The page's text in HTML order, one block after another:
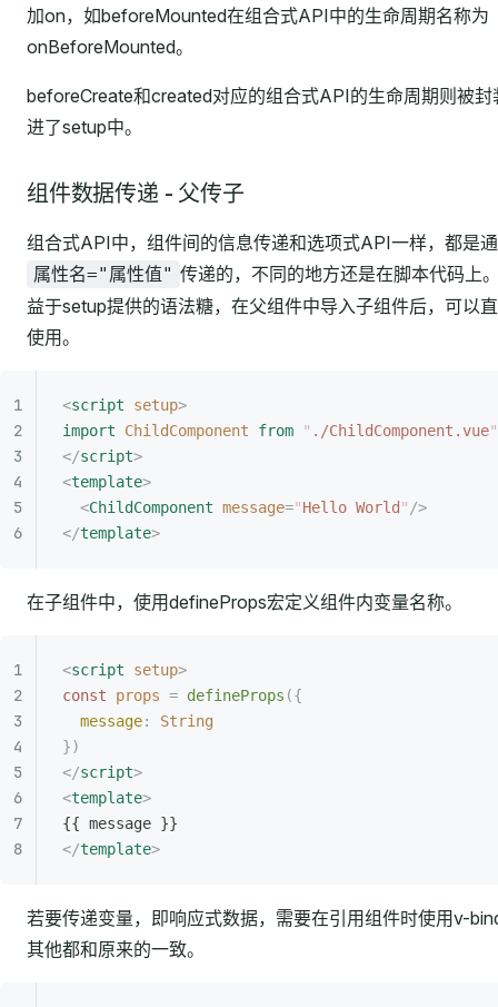
加on，如beforeMounted在组合式API中的生命周期名称为
onBeforeMounted。
beforeCreate和created对应的组合式API的生命周期则被封
进了setup中。
组件数据传递 - 父传子
组合式API中，组件间的信息传递和选项式API一样，都是
属性名="属性值" 传递的，不同的地方还是在脚本代码上
益于setup提供的语法糖，在父组件中导入子组件后，可以
使用。
<script setup>
import ChildComponent from " ./ChildComponent.vue"
</script>
<template>
  <
ChildComponent message="Hello World " />
</template>
在子组件中，使用defineProps宏定义组件内变量名称。
<script setup>
const props = defineProps ({
  message
:
String
})
</script>
<template>
{{ message }}
</template>
若要传递变量，即响应式数据，需要在引用组件时使用v-
其他都和原来的一致。